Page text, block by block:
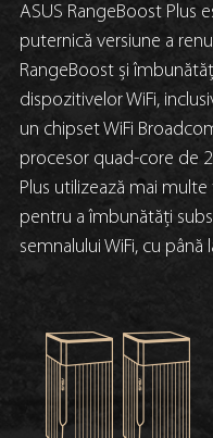
ASUS RangeBoost Plus
puternică versiune a
RangeBoost și
dispozitivelor WiFi,
un chipset WiFi
procesor quad-core de
Plus utilizează mai
pentru a îmbunătăți
semnalului WiFi, cu până